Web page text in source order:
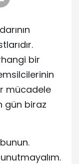
bir
mücadele
gün biraz